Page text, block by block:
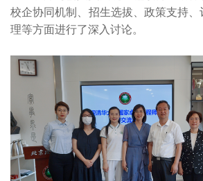
校企协同机制、招生选拔、政策支持
理等方面进行了深入讨论。